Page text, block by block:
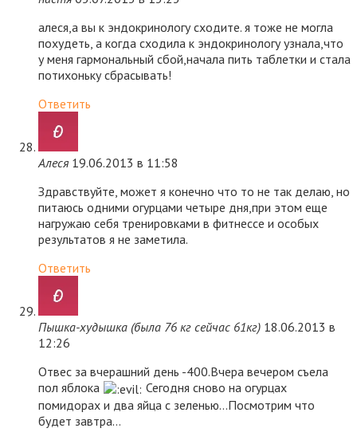
алеся,а вы к эндокринологу сходите. я тоже не могла
похудеть, а когда сходила к эндокринологу узнала,что
у меня гармональный сбой,начала пить таблетки и стала
потихоньку сбрасывать!
Ответить
Алеся 19.06.2013 в 11:58
Здравствуйте, может я конечно что то не так делаю, но
питаюсь одними огурцами четыре дня,при этом еще
нагружаю себя тренировками в фитнессе и особых
результатов я не заметила.
Ответить
Пышка-худышка (была 76 кг сейчас 61кг) 18.06.2013 в
12:26
Отвес за вчерашний день -400.Вчера вечером съела
пол яблока
Сегодня сново на огурцах
помидорах и два яйца с зеленью…Посмотрим что
будет завтра…